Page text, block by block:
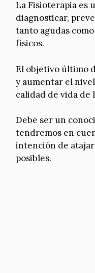
La Fisioterapia es
diagnosticar,
tanto agudas
físicos.
El objetivo último
y aumentar el
calidad de vida de
Debe ser un
tendremos en
intención de
posibles.